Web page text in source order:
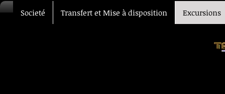
Societé Transfert et Mise à disposition Excursions